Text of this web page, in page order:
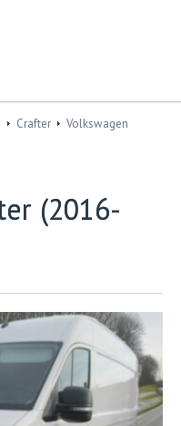
Crafter
Volkswagen
(2016-